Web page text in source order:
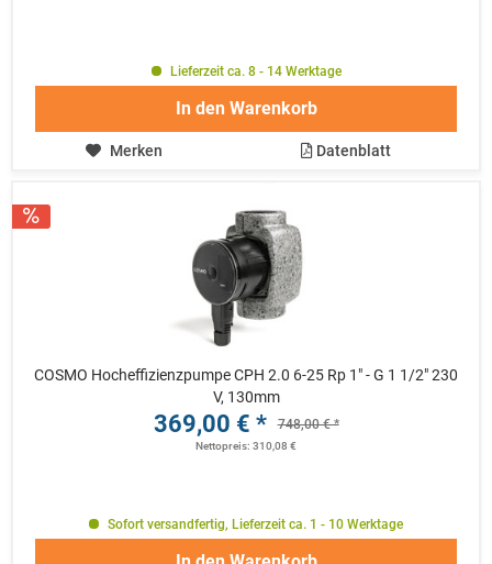
Lieferzeit ca. 8 - 14 Werktage
In den Warenkorb
Merken Datenblatt
COSMO Hocheffizienzpumpe CPH 2.0 6-25 Rp 1" - G 1 1/2" 230
V, 130mm
369,00 € * 748,00 € *
Nettopreis: 310,08 €
Sofort versandfertig, Lieferzeit ca. 1 - 10 Werktage